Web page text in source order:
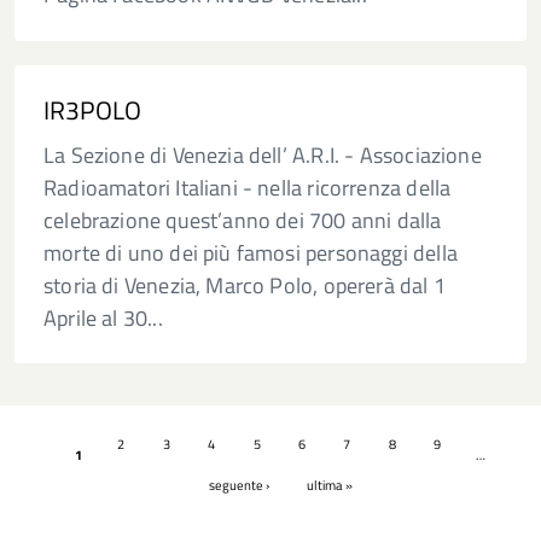
IR3POLO
La Sezione di Venezia dell’ A.R.I. - Associazione
Radioamatori Italiani - nella ricorrenza della
celebrazione quest’anno dei 700 anni dalla
morte di uno dei più famosi personaggi della
storia di Venezia, Marco Polo, opererà dal 1
Aprile al 30...
1
2 3 4 5 6 7 8 9
…
seguente ›
ultima »